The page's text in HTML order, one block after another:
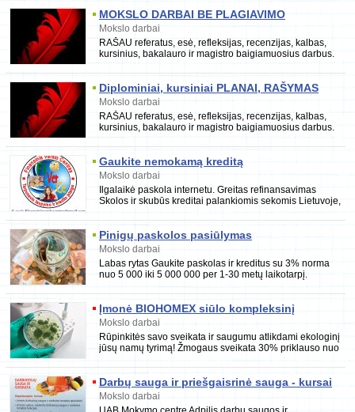
MOKSLO DARBAI BE PLAGIAVIMO
Mokslo darbai
RAŠAU referatus, esė, refleksijas, recenzijas, kalbas,
kursinius, bakalauro ir magistro baigiamuosius darbus.
Diplominiai, kursiniai PLANAI, RAŠYMAS
DALIMIS, TAISYMAS, PAPILDYMAS
Mokslo darbai
RAŠAU referatus, esė, refleksijas, recenzijas, kalbas,
kursinius, bakalauro ir magistro baigiamuosius darbus.
RENGIU įvairius projektus, verslo planus
Gaukite nemokamą kreditą
Mokslo darbai
Ilgalaikė paskola internetu. Greitas refinansavimas
Skolos ir skubūs kreditai palankiomis sekomis Lietuvoje,
Pinigų paskolos pasiūlymas
Mokslo darbai
Labas rytas Gaukite paskolas ir kreditus su 3% norma
nuo 5 000 iki 5 000 000 per 1-30 metų laikotarpį.
Įmonė BIOHOMEX siūlo kompleksinį
ekologinį jūsų namų tyrimą
Mokslo darbai
Rūpinkitės savo sveikata ir saugumu atlikdami ekologinį
jūsų namų tyrimą! Žmogaus sveikata 30% priklauso nuo
Darbų sauga ir priešgaisrinė sauga - kursai
Vilniuje
Mokslo darbai